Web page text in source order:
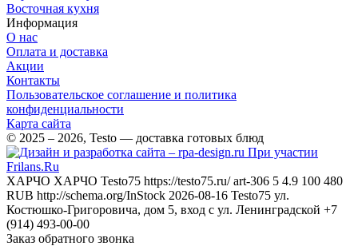
Восточная кухня
Информация
О нас
Оплата и доставка
Акции
Контакты
Пользовательское соглашение и политика
конфиденциальности
Карта сайта
© 2025 – 2026, Testo — доставка готовых блюд
При участии
Frilans.Ru
ХАРЧО ХАРЧО Testo75 https://testo75.ru/ art-306 5 4.9 100 480
RUB http://schema.org/InStock 2026-08-16 Testo75 ул.
Костюшко-Григоровича, дом 5, вход с ул. Ленинградской +7
(914) 493-00-00
Заказ обратного звонка